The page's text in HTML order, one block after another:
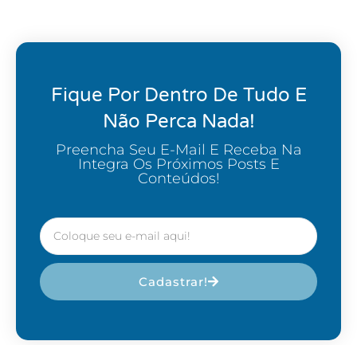
Fique Por Dentro De Tudo E
Não Perca Nada!
Preencha Seu E-Mail E Receba Na
Integra Os Próximos Posts E
Conteúdos!
Cadastrar!